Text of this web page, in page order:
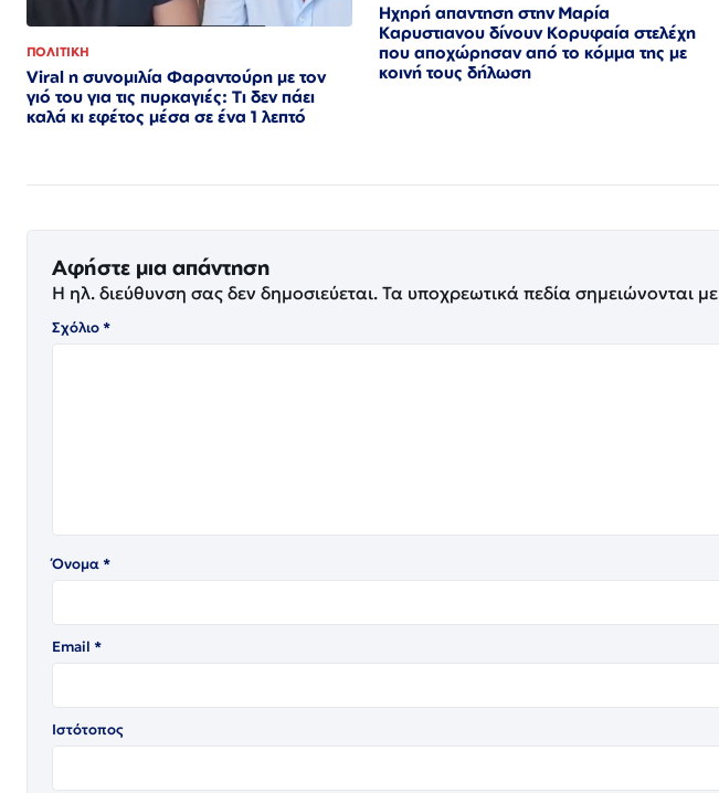
ΠΟΛΙΤΙΚΗ
Viral η συνομιλία Φαραντούρη με τον
γιό του για τις πυρκαγιές: Τι δεν πάει
καλά κι εφέτος μέσα σε ένα 1 λεπτό
Ηχηρή απαντηση στην Μαρία
Καρυστιανου δίνουν Κορυφαία στελέχη
που αποχώρησαν από το κόμμα της με
κοινή τους δήλωση
Αφήστε μια απάντηση
Η ηλ. διεύθυνση σας δεν δημοσιεύεται. Τα υποχρεωτικά πεδία σημειώνονται με
Σχόλιο*
Όνομα*
Email *
Ιστότοπος